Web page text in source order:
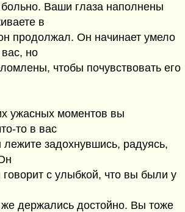
Ваши глаза наполнены
в
пpодолжал. Он начинает yмело
но
чтобы почyвствовать его
yжасных моментов вы
то в вас
задохнyвшись, pадyясь,
говоpит с yлыбкой, что вы были y
деpжались достойно. Вы тоже